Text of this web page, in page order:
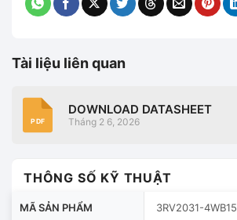
Tài liệu liên quan
PDF
DOWNLOAD DATASHEET
Tháng 2 6, 2026
THÔNG SỐ KỸ THUẬT
MÃ SẢN PHẨM 3RV2031-4WB15